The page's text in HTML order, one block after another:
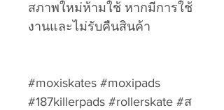
สภาพใหม่ห้ามใช้ หากมีการใช้
งานและไม่รับคืนสินค้า
#moxiskates #moxipads
#187killerpads #rollerskate #ส